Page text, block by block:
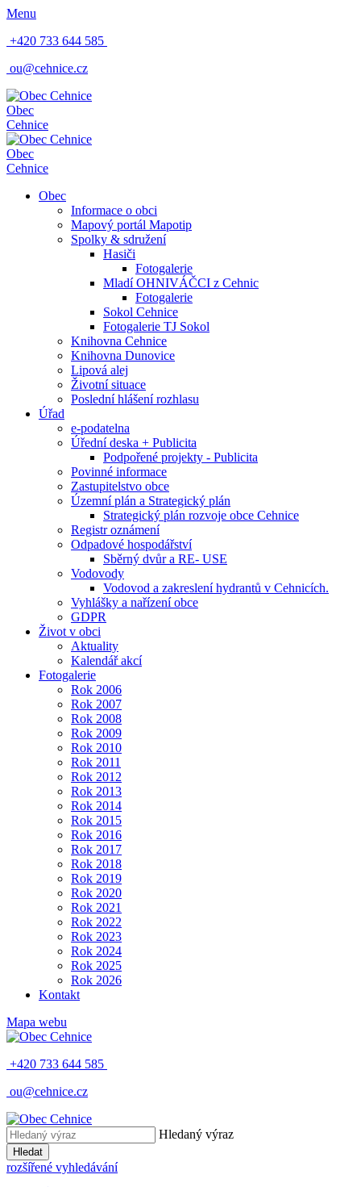
Menu
+420 733 644 585
ou@cehnice.cz
Obec
Cehnice
Obec
Cehnice
Obec
Informace o obci
Mapový portál Mapotip
Spolky & sdružení
Hasiči
Fotogalerie
Mladí OHNIVÁČCI z Cehnic
Fotogalerie
Sokol Cehnice
Fotogalerie TJ Sokol
Knihovna Cehnice
Knihovna Dunovice
Lipová alej
Životní situace
Poslední hlášení rozhlasu
Úřad
e-podatelna
Úřední deska + Publicita
Podpořené projekty - Publicita
Povinné informace
Zastupitelstvo obce
Územní plán a Strategický plán
Strategický plán rozvoje obce Cehnice
Registr oznámení
Odpadové hospodářství
Sběrný dvůr a RE- USE
Vodovody
Vodovod a zakreslení hydrantů v Cehnicích.
Vyhlášky a nařízení obce
GDPR
Život v obci
Aktuality
Kalendář akcí
Fotogalerie
Rok 2006
Rok 2007
Rok 2008
Rok 2009
Rok 2010
Rok 2011
Rok 2012
Rok 2013
Rok 2014
Rok 2015
Rok 2016
Rok 2017
Rok 2018
Rok 2019
Rok 2020
Rok 2021
Rok 2022
Rok 2023
Rok 2024
Rok 2025
Rok 2026
Kontakt
Mapa webu
+420 733 644 585
ou@cehnice.cz
Hledaný výraz
Hledat
rozšířené vyhledávání